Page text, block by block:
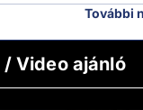
További
/ Video ajánló